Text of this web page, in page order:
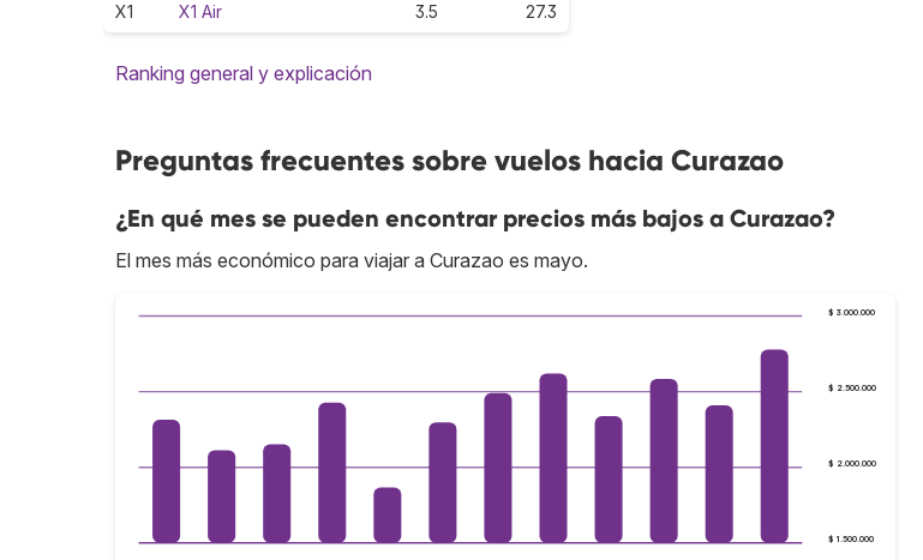
X1 X1 Air 3.5 27.3
Ranking general y explicación
Preguntas frecuentes sobre vuelos hacia Curazao
¿En qué mes se pueden encontrar precios más bajos a Curazao?
El mes más económico para viajar a Curazao es mayo.
$ 1.500.000
$ 2.000.000
$ 2.500.000
$ 3.000.000